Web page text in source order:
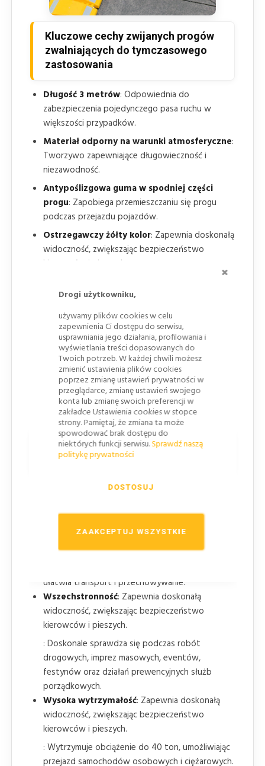
Drogi użytkowniku,
używamy plików cookies w celu
zapewnienia Ci dostępu do serwisu,
usprawniania jego działania, profilowania i
wyświetlania treści dopasowanych do
Twoich potrzeb. W każdej chwili możesz
zmienić ustawienia plików cookies
poprzez zmianę ustawień prywatności w
przeglądarce, zmianę ustawień swojego
konta lub zmianę swoich preferencji w
zakładce Ustawienia cookies w stopce
strony. Pamiętaj, że zmiana ta może
spowodować brak dostępu do
niektórych funkcji serwisu.Sprawdź naszą
politykę prywatności
ZAAKCEPTUJ WSZYSTKIE
DOSTOSUJ
Kluczowe cechy zwijanych progów
zwalniających do tymczasowego
zastosowania
Długość 3 metrów: Odpowiednia do
zabezpieczenia pojedynczego pasa ruchu w
większości przypadków.
Materiał odporny na warunki atmosferyczne:
Tworzywo zapewniające długowieczność i
niezawodność.
Antypoślizgowa guma w spodniej części
progu: Zapobiega przemieszczaniu się progu
podczas przejazdu pojazdów.
Ostrzegawczy żółty kolor: Zapewnia doskonałą
widoczność, zwiększając bezpieczeństwo
kierowców i pieszych.
Zalety zwijanego progu
zwalniającego:
Łatwość transportu: Niewielka waga (10 kg)
widoczność, zwiększając bezpieczeństwo
kierowców i pieszych.
ułatwia transport i przechowywanie.
Wszechstronność: Zapewnia doskonałą
widoczność, zwiększając bezpieczeństwo
kierowców i pieszych.
: Doskonale sprawdza się podczas robót
drogowych, imprez masowych, eventów,
festynów oraz działań prewencyjnych służb
porządkowych.
Wysoka wytrzymałość: Zapewnia doskonałą
widoczność, zwiększając bezpieczeństwo
kierowców i pieszych.
: Wytrzymuje obciążenie do 40 ton, umożliwiając
przejazd samochodów osobowych i ciężarowych.